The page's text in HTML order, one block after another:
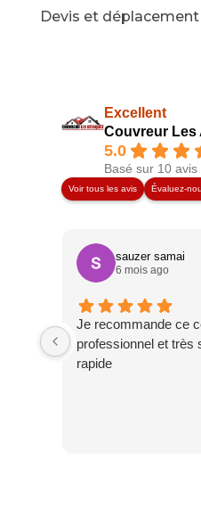
Devis et
Excellent
Couvreur Les
5.0
Basé sur 10 avis
Voir tous les avis Évaluez-
sauzer samai
6 mois ago
Je recommande ce
professionnel et très
rapide